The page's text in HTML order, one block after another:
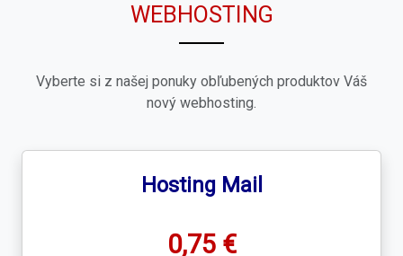
WEBHOSTING
Vyberte si z našej ponuky obľubených produktov Váš
nový webhosting.
Hosting Mail
0,75 €